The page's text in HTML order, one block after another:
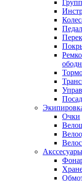
Очки
Акссесуары